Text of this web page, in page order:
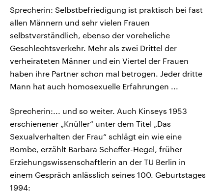
Sprecherin: Selbstbefriedigung ist praktisch bei fast
allen Männern und sehr vielen Frauen
selbstverständlich, ebenso der voreheliche
Geschlechtsverkehr. Mehr als zwei Drittel der
verheirateten Männer und ein Viertel der Frauen
haben ihre Partner schon mal betrogen. Jeder dritte
Mann hat auch homosexuelle Erfahrungen ...
Sprecherin:... und so weiter. Auch Kinseys 1953
erschienener „Knüller“ unter dem Titel „Das
Sexualverhalten der Frau“ schlägt ein wie eine
Bombe, erzählt Barbara Scheffer-Hegel, früher
Erziehungswissenschaftlerin an der TU Berlin in
einem Gespräch anlässlich seines 100. Geburtstages
1994: